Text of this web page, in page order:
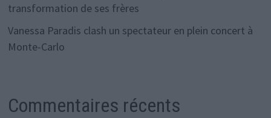
transformation de ses frères
Vanessa Paradis clash un spectateur en plein concert à
Monte-Carlo
Commentaires récents